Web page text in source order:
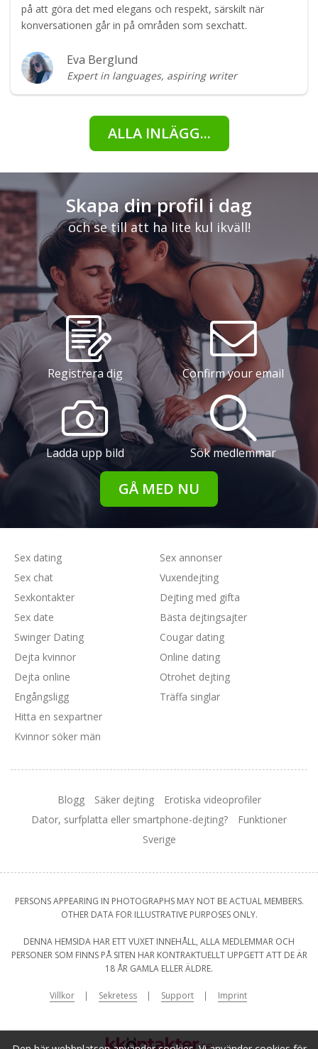
på att göra det med elegans och respekt, särskilt när
konversationen går in på områden som sexchatt.
Eva Berglund
Expert in languages, aspiring writer
ALLA INLÄGG...
Skapa din profil i dag
och se till att ha lite kul ikväll!
Registrera dig Confirm your email
Ladda upp bild Sök medlemmar
GÅ MED NU
Sex dating
Sex chat
Sexkontakter
Sex date
Swinger Dating
Sex annonser
Vuxendejting
Dejting med gifta
Bästa dejtingsajter
Cougar dating
Dejta kvinnor
Dejta online
Engångsligg
Hitta en sexpartner
Kvinnor söker män
Online dating
Otrohet dejting
Träffa singlar
Blogg Säker dejting
Erotiska videoprofiler
Dator, surfplatta eller smartphone-dejting?
Funktioner
Sverige
PERSONS APPEARING IN PHOTOGRAPHS MAY NOT BE ACTUAL MEMBERS.
OTHER DATA FOR ILLUSTRATIVE PURPOSES ONLY.
DENNA HEMSIDA HAR ETT VUXET INNEHÅLL, ALLA MEDLEMMAR OCH
PERSONER SOM FINNS PÅ SITEN HAR KONTRAKTUELLT UPPGETT ATT DE ÄR
18 ÅR GAMLA ELLER ÄLDRE.
Villkor Sekretess Support Imprint